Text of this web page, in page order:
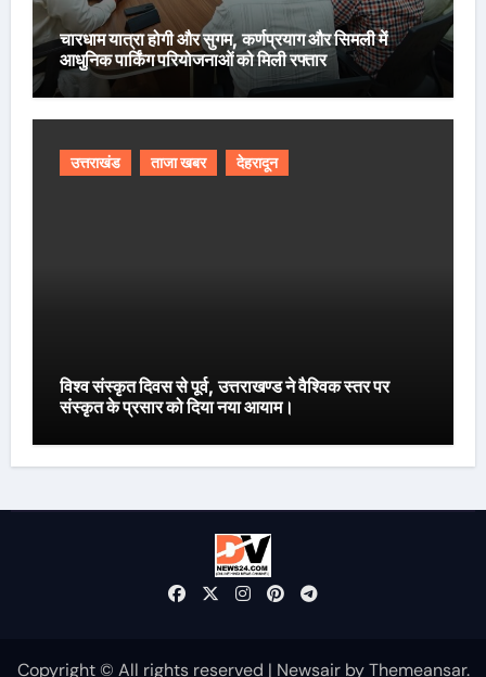
चारधाम यात्रा होगी और सुगम, कर्णप्रयाग और सिमली में
आधुनिक पार्किंग परियोजनाओं को मिली रफ्तार
उत्तराखंड ताजा खबर देहरादून
विश्व संस्कृत दिवस से पूर्व, उत्तराखण्ड ने वैश्विक स्तर पर
संस्कृत के प्रसार को दिया नया आयाम।
Copyright © All rights reserved | NewsairbyThemeansar.